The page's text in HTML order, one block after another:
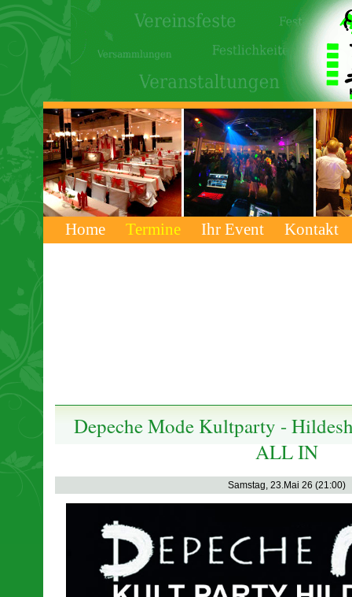
Home Termine Ihr Event Kontakt
Depeche Mode Kultparty -
ALL IN
Samstag, 23.Mai 26 (21:00)